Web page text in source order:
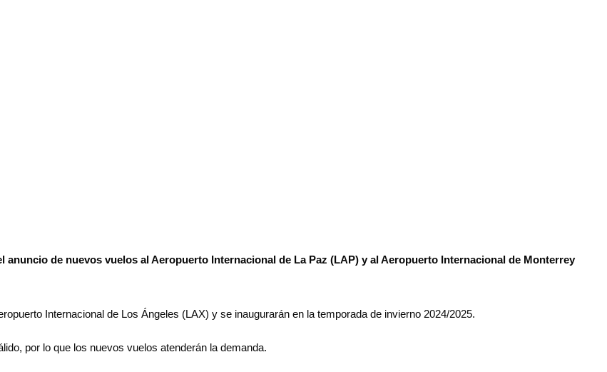
de nuevos vuelos al Aeropuerto Internacional de La Paz (LAP) y al Aeropuerto Internacional de Monterrey
Internacional de Los Ángeles (LAX) y se inaugurarán en la temporada de invierno 2024/2025.
por lo que los nuevos vuelos atenderán la demanda.